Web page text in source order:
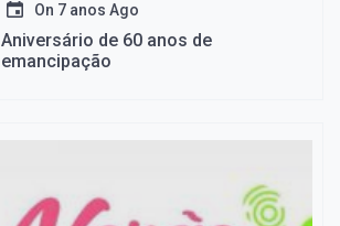
On 7 anos Ago
Aniversário de 60 anos de
emancipação